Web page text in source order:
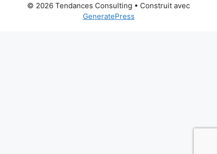
© 2026 Tendances Consulting • Construit avec
GeneratePress